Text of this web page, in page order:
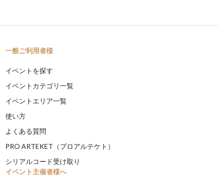
一般ご利用者様
イベントを探す
イベントカテゴリ一覧
イベントエリア一覧
使い方
よくある質問
PRO ARTEKET（プロアルテケト）
シリアルコード受け取り
イベント主催者様へ